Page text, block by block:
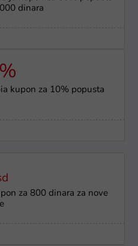
dinara
kupon za 10% popusta
za 800 dinara za nove